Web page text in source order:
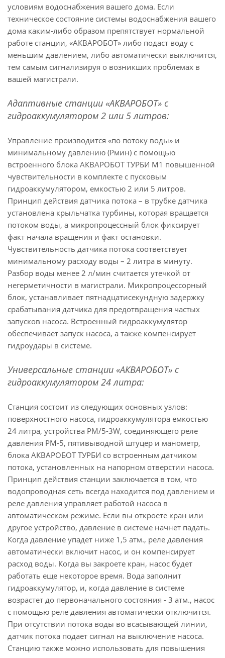
условиям водоснабжения вашего дома. Если
техническое состояние системы водоснабжения вашего
дома каким-либо образом препятствует нормальной
работе станции, «АКВАРОБОТ» либо подаст воду с
меньшим давлением, либо автоматически выключится,
тем самым сигнализируя о возникших проблемах в
вашей магистрали.
Адаптивные станции «АКВАРОБОТ» с
гидроаккумулятором 2 или 5 литров:
Управление производится «по потоку воды» и
минимальному давлению (Рмин) с помощью
встроенного блока АКВАРОБОТ ТУРБИ М1 повышенной
чувствительности в комплекте с пусковым
гидроаккумулятором, емкостью 2 или 5 литров.
Принцип действия датчика потока – в трубке датчика
установлена крыльчатка турбины, которая вращается
потоком воды, а микропроцессный блок фиксирует
факт начала вращения и факт остановки.
Чувствительность датчика потока соответствует
минимальному расходу воды – 2 литра в минуту.
Разбор воды менее 2 л/мин считается утечкой от
негерметичности в магистрали. Микропроцессорный
блок, устанавливает пятнадцатисекундную задержку
срабатывания датчика для предотвращения частых
запусков насоса. Встроенный гидроаккумулятор
обеспечивает запуск насоса, а также компенсирует
гидроудары в системе.
Универсальные станции «АКВАРОБОТ» с
гидроаккумулятором 24 литра:
Станция состоит из следующих основных узлов:
поверхностного насоса, гидроаккумулятора емкостью
24 литра, устройства PM/5-3W, соединяющего реле
давления PM-5, пятивыводной штуцер и манометр,
блока АКВАРОБОТ ТУРБИ со встроенным датчиком
потока, установленных на напорном отверстии насоса.
Принцип действия станции заключается в том, что
водопроводная сеть всегда находится под давлением и
реле давления управляет работой насоса в
автоматическом режиме. Если вы откроете кран или
другое устройство, давление в системе начнет падать.
Когда давление упадет ниже 1,5 атм., реле давления
автоматически включит насос, и он компенсирует
расход воды. Когда вы закроете кран, насос будет
работать еще некоторое время. Вода заполнит
гидроаккумулятор, и, когда давление в системе
возрастет до первоначального состояния - 3 атм., насос
с помощью реле давления автоматически отключится.
При отсутствии потока воды во всасывающей линии,
датчик потока подает сигнал на выключение насоса.
Станцию также можно использовать для повышения